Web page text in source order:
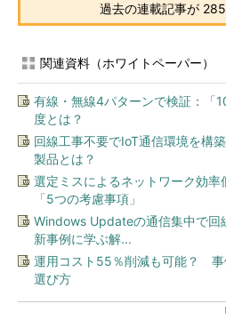
過去の連載記事が
関連資料（ホワイトペーパー）
有線・無線4パターンで検証：「
度とは？
回線工事不要でIoT通信環境を構
製品とは？
選定ミスによるネットワーク効
「5つの考慮事項」
Windows Updateの通信集中で回
新事例に学ぶ解...
運用コスト55％削減も可能？ 事
選び方